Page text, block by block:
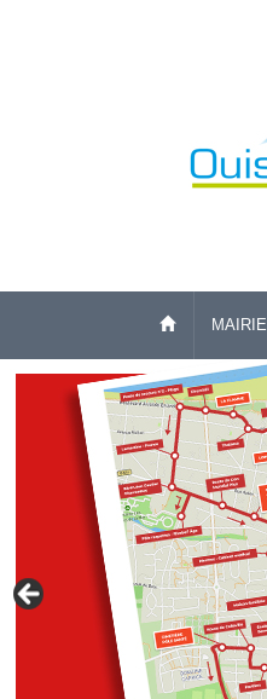
MAIRIE